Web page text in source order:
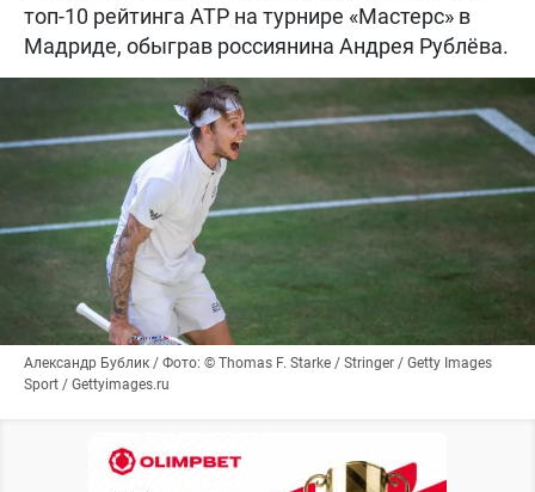
топ-10 рейтинга ATP на турнире «Мастерс» в
Мадриде, обыграв россиянина Андрея Рублёва.
Александр Бублик / Фото: © Thomas F. Starke / Stringer / Getty Images
Sport / Gettyimages.ru